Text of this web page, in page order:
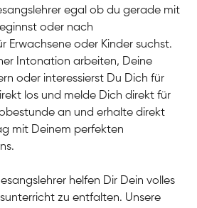
egal ob du gerade mit
oder nach
Erwachsene oder Kinder suchst.
Intonation arbeiten, Deine
oder interessierst Du Dich für
los und melde Dich direkt für
an und erhalte direkt
mit Deinem perfekten
helfen Dir Dein volles
zu entfalten. Unsere